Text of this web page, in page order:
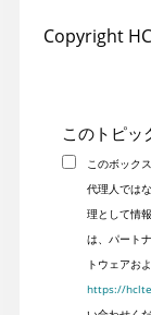
Copyright
このトピッ
このボック
代理人では
理として情
は、パート
トウェアお
https://